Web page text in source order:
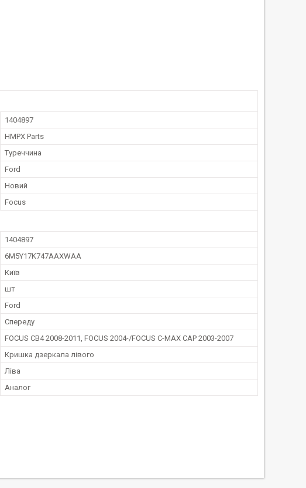
1404897
HMPX Parts
Туреччина
Ford
Новий
Focus
1404897
6M5Y17K747AAXWAA
Київ
шт
Ford
Спереду
FOCUS CB4 2008-2011, FOCUS 2004-/FOCUS C-MAX CAP 2003-2007
Кришка дзеркала лівого
Ліва
Аналог